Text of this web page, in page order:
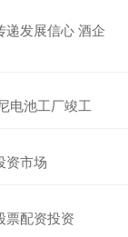
递发展信心 酒企
电池工厂竣工
资市场
票配资投资